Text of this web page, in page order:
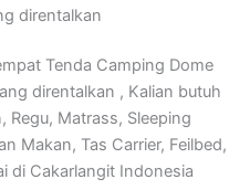
direntalkan
Tenda Camping Dome
direntalkan , Kalian butuh
Regu, Matrass, Sleeping
Makan, Tas Carrier, Feilbed,
di Cakarlangit Indonesia